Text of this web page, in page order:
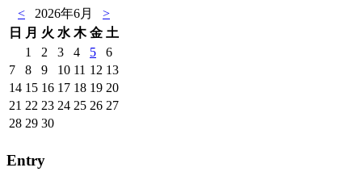
Entry